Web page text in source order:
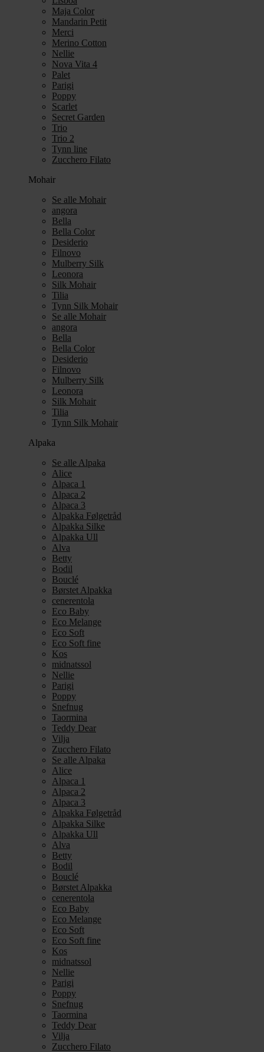
Maja Color
Mandarin Petit
Merci
Merino Cotton
Nellie
Nova Vita 4
Palet
Parigi
Poppy
Scarlet
Secret Garden
Trio
Trio 2
Tynn line
Zucchero Filato
Mohair
Se alle Mohair
angora
Bella
Bella Color
Desiderio
Filnovo
Mulberry Silk
Leonora
Silk Mohair
Tilia
Tynn Silk Mohair
Se alle Mohair
angora
Bella
Bella Color
Desiderio
Filnovo
Mulberry Silk
Leonora
Silk Mohair
Tilia
Tynn Silk Mohair
Alpaka
Se alle Alpaka
Alice
Alpaca 1
Alpaca 2
Alpaca 3
Alpakka Følgetråd
Alpakka Silke
Alpakka Ull
Alva
Betty
Bodil
Bouclé
Børstet Alpakka
cenerentola
Eco Baby
Eco Melange
Eco Soft
Eco Soft fine
Kos
midnatssol
Nellie
Parigi
Poppy
Snefnug
Taormina
Teddy Dear
Vilja
Zucchero Filato
Se alle Alpaka
Alice
Alpaca 1
Alpaca 2
Alpaca 3
Alpakka Følgetråd
Alpakka Silke
Alpakka Ull
Alva
Betty
Bodil
Bouclé
Børstet Alpakka
cenerentola
Eco Baby
Eco Melange
Eco Soft
Eco Soft fine
Kos
midnatssol
Nellie
Parigi
Poppy
Snefnug
Taormina
Teddy Dear
Vilja
Zucchero Filato